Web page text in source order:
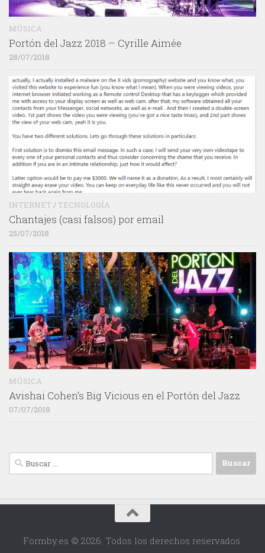
MÚSICA
Portón del Jazz 2018 – Cyrille Aimée
28/07/2018
INTERNET / TECNOLOGÍA
Chantajes (casi falsos) por email
25/07/2018
MÚSICA
Avishai Cohen’s Big Vicious en el Portón del Jazz
07/07/2018
Buscar:
Formby.es © 2026. Todos los derechos reservados.